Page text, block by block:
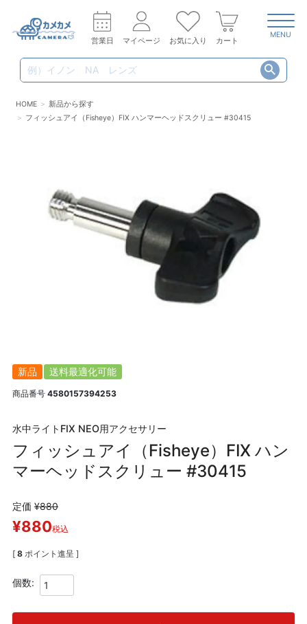
営業日 マイページ お気に入り カート
MENU
HOME
新品から探す
フィッシュアイ（Fisheye）FIX ハンマーヘッドスクリュー #30415
新品 送料最適化可能
商品番号 4580157394253
水中ライトFIX NEO用アクセサリー
フィッシュアイ（Fisheye）FIX ハン
マーヘッドスクリュー #30415
定価 ¥880
¥880税込
[ 8 ポイント進呈 ]